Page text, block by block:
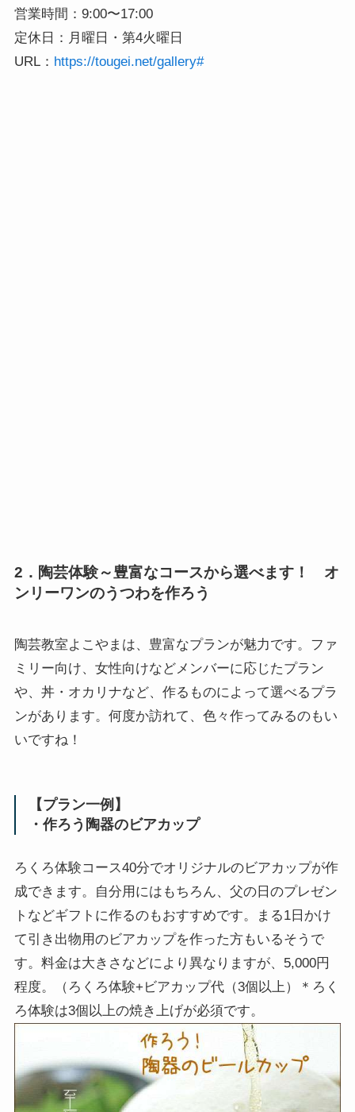
営業時間：9:00〜17:00
定休日：月曜日・第4火曜日
URL： https://tougei.net/gallery#
2．陶芸体験～豊富なコースから選べます！ オ
ンリーワンのうつわを作ろう
陶芸教室よこやまは、豊富なプランが魅力です。ファ
ミリー向け、女性向けなどメンバーに応じたプラン
や、丼・オカリナなど、作るものによって選べるプラ
ンがあります。何度か訪れて、色々作ってみるのもい
いですね！
【プラン一例】
・作ろう陶器のビアカップ
ろくろ体験コース40分でオリジナルのビアカップが作
成できます。自分用にはもちろん、父の日のプレゼン
トなどギフトに作るのもおすすめです。まる1日かけ
て引き出物用のビアカップを作った方もいるそうで
す。料金は大きさなどにより異なりますが、5,000円
程度。（ろくろ体験+ビアカップ代（3個以上）＊ろく
ろ体験は3個以上の焼き上げが必須です。